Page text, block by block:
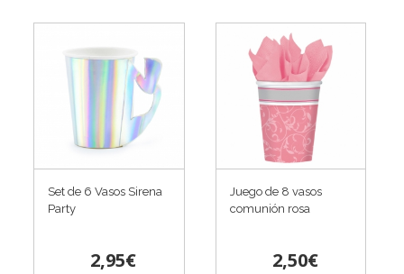
Set de 6 Vasos Sirena
Party
2,95€
Juego de 8 vasos
comunión rosa
2,50€